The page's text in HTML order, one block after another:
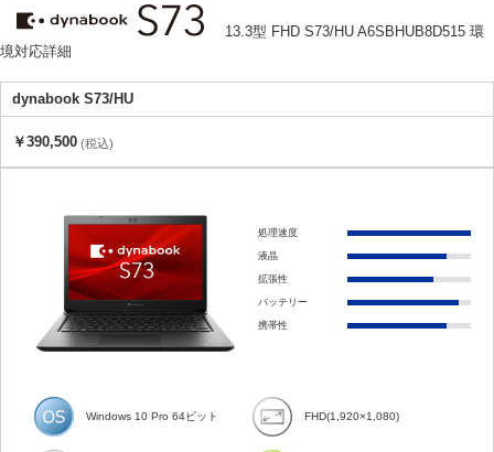
13.3型 FHD S73/HU A6SBHUB8D515 環
境対応詳細
dynabook S73/HU
￥390,500 (税込)
処理速度
液晶
拡張性
バッテリー
携帯性
Windows 10 Pro 64ビット FHD(1,920×1,080)